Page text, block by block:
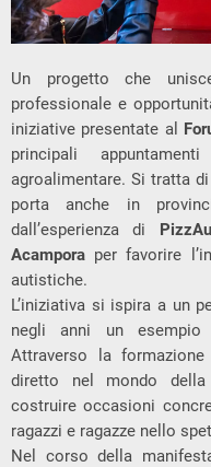
Un progetto che
professionale e
iniziative presentate al
principali
agroalimentare. Si tratta di
porta anche in
dall’esperienza di
Acampora per favorire
autistiche.
L’iniziativa si ispira a un
negli anni un esempio
Attraverso la
diretto nel mondo
costruire occasioni
ragazzi e ragazze nello
Nel corso della